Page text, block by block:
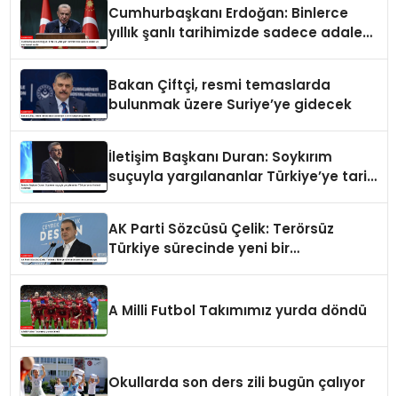
Cumhurbaşkanı Erdoğan: Binlerce
yıllık şanlı tarihimizde sadece adalet
Bakan Çiftçi, resmi temaslarda
bulunmak üzere Suriye’ye gidecek
İletişim Başkanı Duran: Soykırım
suçuyla yargılananlar Türkiye’ye tarih
AK Parti Sözcüsü Çelik: Terörsüz
Türkiye sürecinde yeni bir
A Milli Futbol Takımımız yurda döndü
Okullarda son ders zili bugün çalıyor